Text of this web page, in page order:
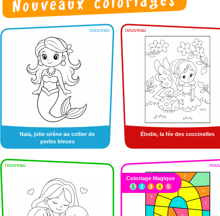
nouveau
Naïa, jolie sirène au collier de
perles bleues
nouveau
Élodie, la fée des coccinelles
nouveau
Coloriage Magique
1
2 3 4 5